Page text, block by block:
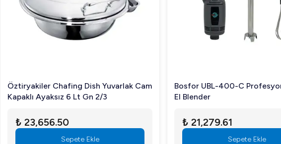
Restoranlar, oteller ve catering servisleri en yaygın kullanıcılar arasındadır.
Pişirme yüzeyi sağlığa uygun mudur?
Ürünlerimiz, üretici garantisi altındadır ve detaylı bilgi için müşteri
Öztiryakiler 900 Seri Set Üstü Grill Plate Düz Elektrikli 40*90*30 ile
kazandırabilirsiniz.
Öztiryakiler Chafing Dish Yuvarlak Cam
Kapaklı Ayaksız 6 Lt Gn 2/3
₺ 23,656.50
Sepete Ekle
Bosfor UBL-400-C
El Blender
₺ 21,279.61
Sepete Ekle